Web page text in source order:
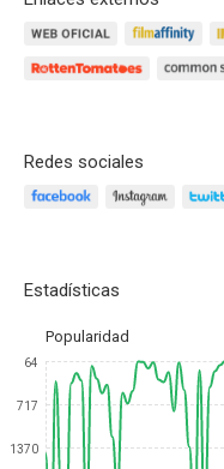
Redes sociales
Estadísticas
Popularidad
64
717
1370